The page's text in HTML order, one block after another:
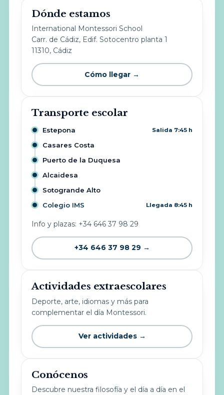
Dónde estamos
International Montessori School
Carr. de Cádiz, Edif. Sotocentro planta 1
11310, Cádiz
Cómo llegar →
Transporte escolar
Estepona Salida 7:45 h
Casares Costa
Puerto de la Duquesa
Alcaidesa
Sotogrande Alto
Colegio IMS
Llegada 8:45 h
Info y plazas: +34 646 37 98 29
+34 646 37 98 29 →
Actividades extraescolares
Deporte, arte, idiomas y más para
complementar el día Montessori.
Ver actividades →
Conócenos
Descubre nuestra filosofía y el día a día en el